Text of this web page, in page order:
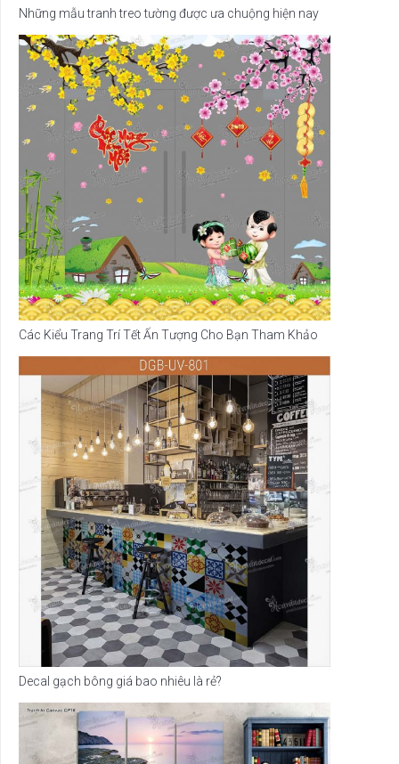
Những mẫu tranh treo tường được ưa chuộng hiện nay
Các Kiểu Trang Trí Tết Ấn Tượng Cho Bạn Tham Khảo
Decal gạch bông giá bao nhiêu là rẻ?